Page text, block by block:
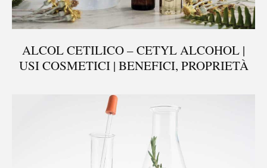
ALCOL CETILICO – CETYL ALCOHOL |
USI COSMETICI | BENEFICI, PROPRIETÀ